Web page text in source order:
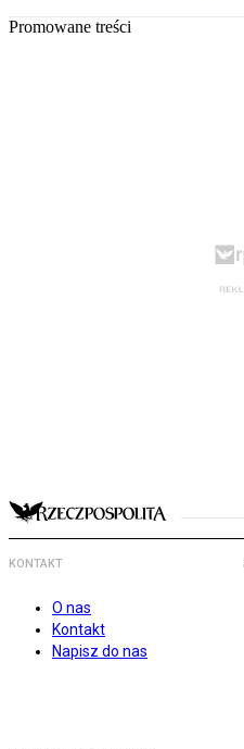
Promowane treści
KONTAKT
O nas
Kontakt
Napisz do nas